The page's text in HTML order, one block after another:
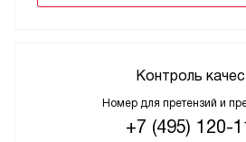
Контроль
Номер для претензий и
+7 (495) 120-